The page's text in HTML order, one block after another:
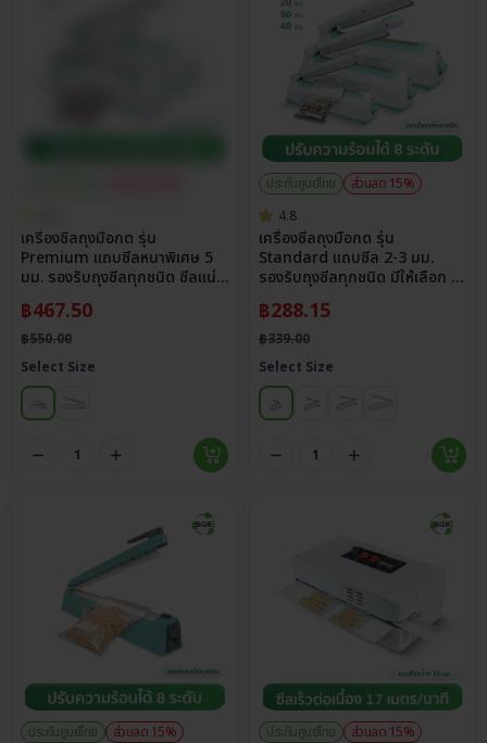
เครื่องซีลถุงมือกด รุ่น
Premium แถบซีลหนาพิเศษ 5
มม. รองรับถุงซีลทุกชนิด ซีลแน่น
฿467.50
฿550.00
Select Size
ประกันศูนย์ไทย
ส่วนลด 15%
4.8
เครื่องซีลถุงมือกด รุ่น
Standard แถบซีล 2-3 มม.
รองรับถุงซีลทุกชนิด มีให้เลือก 4
฿288.15
฿339.00
Select Size
ประกันศูนย์ไทย
ส่วนลด 15%
ประกันศูนย์ไทย
ส่วนลด 15%